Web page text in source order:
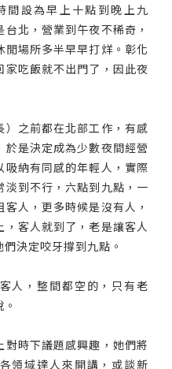
間設為早上十點到晚上九
北，營業到午夜不稀奇，
場所多半早早打烊。彰化
家吃飯就不出門了，因此夜
之前都在北部工作，有感
是決定成為少數夜間經營
吸納有同感的年輕人，實際
淡到不行，六點到九點，一
人，更多時候是沒有人，
客人就到了，老是讓客人
決定咬牙撐到九點。
人，整間都空的，只有老
時下議題感興趣，她們將
領域達人來開講，或談新